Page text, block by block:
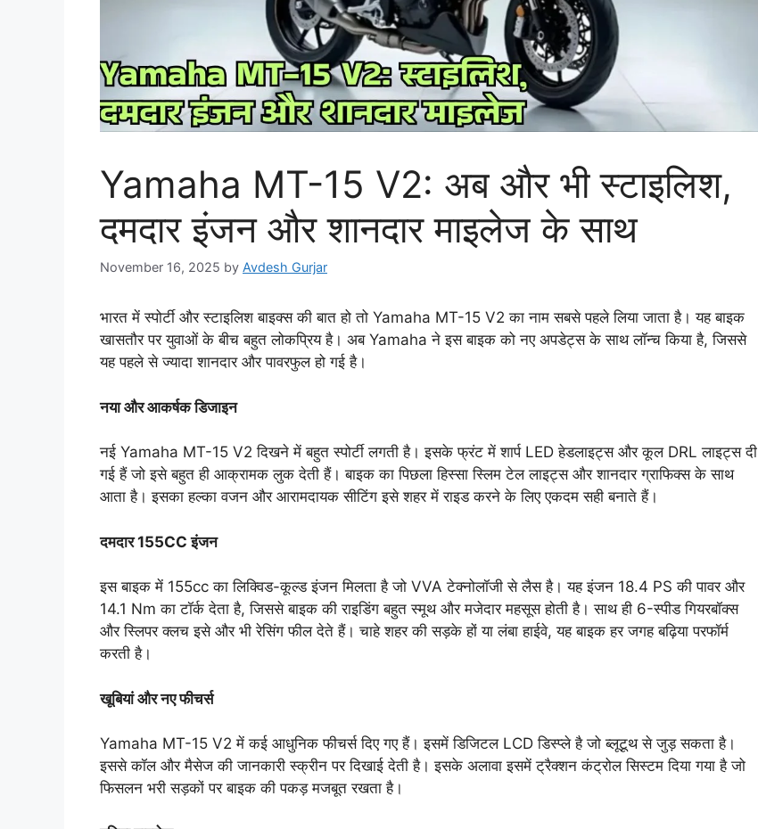
Yamaha MT-15 V2: अब और भी स्टाइलिश,
दमदार इंजन और शानदार माइलेज के साथ
November 16, 2025 by Avdesh Gurjar
भारत में स्पोर्टी और स्टाइलिश बाइक्स की बात हो तो Yamaha MT-15 V2 का नाम सबसे पहले लिया जाता है। यह बाइक
खासतौर पर युवाओं के बीच बहुत लोकप्रिय है। अब Yamaha ने इस बाइक को नए अपडेट्स के साथ लॉन्च किया है, जिससे
यह पहले से ज्यादा शानदार और पावरफुल हो गई है।
नया और आकर्षक डिजाइन
नई Yamaha MT-15 V2 दिखने में बहुत स्पोर्टी लगती है। इसके फ्रंट में शार्प LED हेडलाइट्स और कूल DRL लाइट्स दी
गई हैं जो इसे बहुत ही आक्रामक लुक देती हैं। बाइक का पिछला हिस्सा स्लिम टेल लाइट्स और शानदार ग्राफिक्स के साथ
आता है। इसका हल्का वजन और आरामदायक सीटिंग इसे शहर में राइड करने के लिए एकदम सही बनाते हैं।
दमदार 155CC इंजन
इस बाइक में 155cc का लिक्विड-कूल्ड इंजन मिलता है जो VVA टेक्नोलॉजी से लैस है। यह इंजन 18.4 PS की पावर और
14.1 Nm का टॉर्क देता है, जिससे बाइक की राइडिंग बहुत स्मूथ और मजेदार महसूस होती है। साथ ही 6-स्पीड गियरबॉक्स
और स्लिपर क्लच इसे और भी रेसिंग फील देते हैं। चाहे शहर की सड़के हों या लंबा हाईवे, यह बाइक हर जगह बढ़िया परफॉर्म
करती है।
खूबियां और नए फीचर्स
Yamaha MT-15 V2 में कई आधुनिक फीचर्स दिए गए हैं। इसमें डिजिटल LCD डिस्प्ले है जो ब्लूटूथ से जुड़ सकता है।
इससे कॉल और मैसेज की जानकारी स्क्रीन पर दिखाई देती है। इसके अलावा इसमें ट्रैक्शन कंट्रोल सिस्टम दिया गया है जो
फिसलन भरी सड़कों पर बाइक की पकड़ मजबूत रखता है।